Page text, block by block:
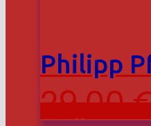
Philipp
29,00